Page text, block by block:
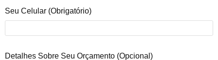
Seu Celular (obrigatório)
Detalhes Sobre Seu Orçamento (opcional)